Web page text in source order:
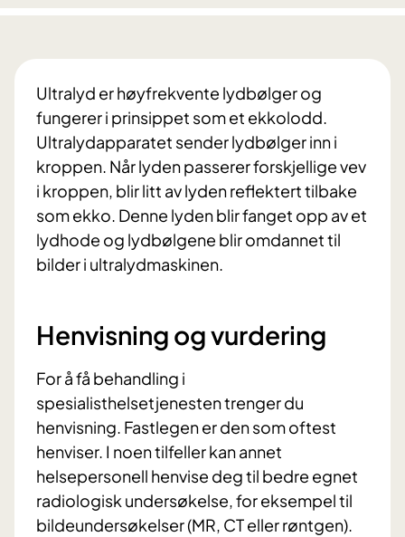
Ultralyd er høyfrekvente lydbølger og
fungerer i prinsippet som et ekkolodd.
Ultralydapparatet sender lydbølger inn i
kroppen. Når lyden passerer forskjellige vev
i kroppen, blir litt av lyden reflektert tilbake
som ekko. Denne lyden blir fanget opp av et
lydhode og lydbølgene blir omdannet til
bilder i ultralydmaskinen.
Henvisning og vurdering
For å få behandling i
spesialisthelsetjenesten trenger du
henvisning. Fastlegen er den som oftest
henviser. I noen tilfeller kan annet
helsepersonell henvise degtil bedre egnet
radiologisk undersøkelse,for eksempel til
bildeundersøkelser (MR, CT eller røntgen).